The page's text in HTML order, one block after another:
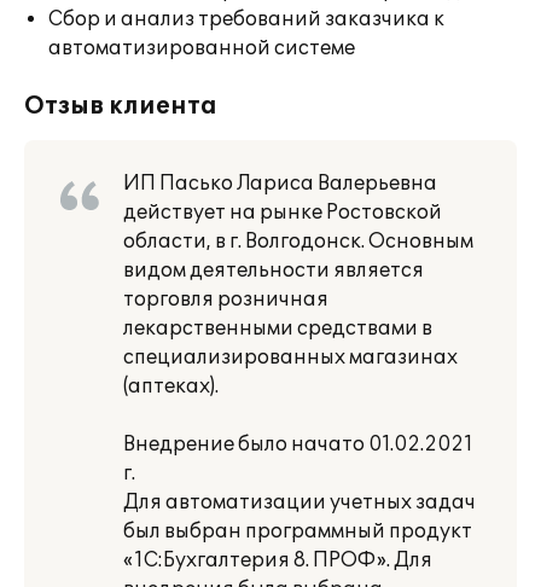
Сбор и анализ требований заказчика к
автоматизированной системе
Отзыв клиента
ИП Пасько Лариса Валерьевна
действует на рынке Ростовской
области, в г. Волгодонск. Основным
видом деятельности является
торговля розничная
лекарственными средствами в
специализированных магазинах
(аптеках).
Внедрение было начато 01.02.2021
г.
Для автоматизации учетных задач
был выбран программный продукт
«1С:Бухгалтерия 8. ПРОФ». Для